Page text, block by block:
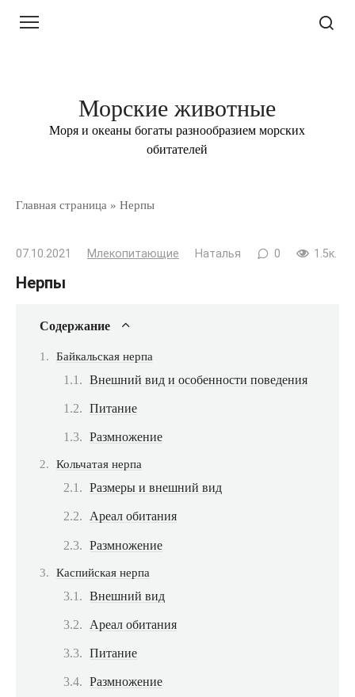
Морские животные
Моря и океаны богаты разнообразием морских
обитателей
Главная страница » Нерпы
07.10.2021 Млекопитающие Наталья 0 1.5к.
Нерпы
Содержание
Байкальская нерпа
Внешний вид и особенности поведения
Питание
Размножение
Кольчатая нерпа
Размеры и внешний вид
Ареал обитания
Размножение
Каспийская нерпа
Внешний вид
Ареал обитания
Питание
Размножение